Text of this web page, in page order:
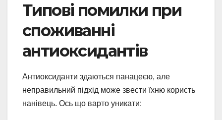
Типові помилки при
споживанні
антиоксидантів
Антиоксиданти здаються панацеєю, але
неправильний підхід може звести їхню користь
нанівець. Ось що варто уникати: